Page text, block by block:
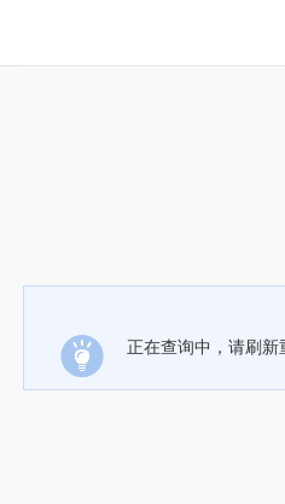
正在查询中，请刷新